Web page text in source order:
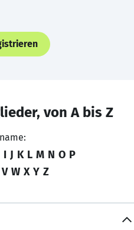
von A bis Z
I J K L M N O P
V W X Y Z